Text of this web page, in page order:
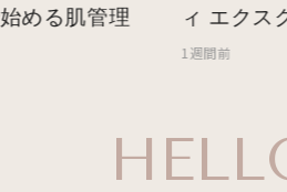
める肌管理
ィ エクス
1週間前